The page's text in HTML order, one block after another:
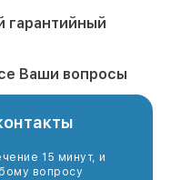
гарантийный
Ваши вопросы
15 минут, и
вопросу